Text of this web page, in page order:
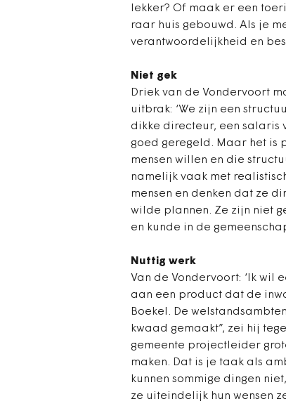
lekker? Of maak er een
raar huis gebouwd. Als je
verantwoordelijkheid en
Niet gek
Driek van de Vondervoort
uitbrak: ‘We zijn een
dikke directeur, een salaris
goed geregeld. Maar het is
mensen willen en die
namelijk vaak met
mensen en denken dat ze
wilde plannen. Ze zijn niet
en kunde in de
Nuttig werk
Van de Vondervoort: ‘Ik wil
aan een product dat de
Boekel. De
kwaad gemaakt”, zei hij
gemeente projectleider
maken. Dat is je taak als
kunnen sommige dingen
ze uiteindelijk hun wensen